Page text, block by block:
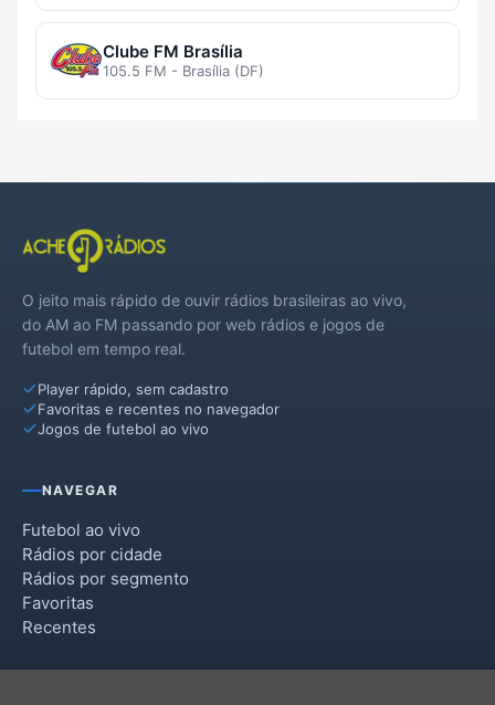
Clube FM Brasília
105.5 FM - Brasília (DF)
O jeito mais rápido de ouvir rádios brasileiras ao vivo,
do AM ao FM passando por web rádios e jogos de
futebol em tempo real.
Player rápido, sem cadastro
Favoritas e recentes no navegador
Jogos de futebol ao vivo
NAVEGAR
Futebol ao vivo
Rádios por cidade
Rádios por segmento
Favoritas
Recentes